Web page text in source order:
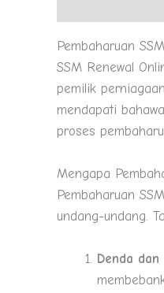
Pembaharuan
SSM Renewal
pemilik
mendapati
proses
Mengapa
Pembaharuan
undang-undang.
Denda dan